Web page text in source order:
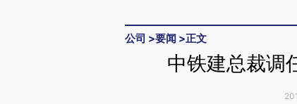
公司 >要闻 >正文
中铁建总裁调